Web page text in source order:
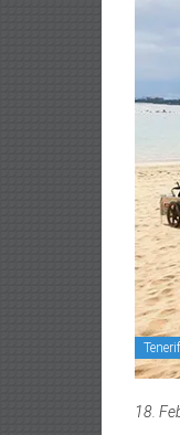
18.